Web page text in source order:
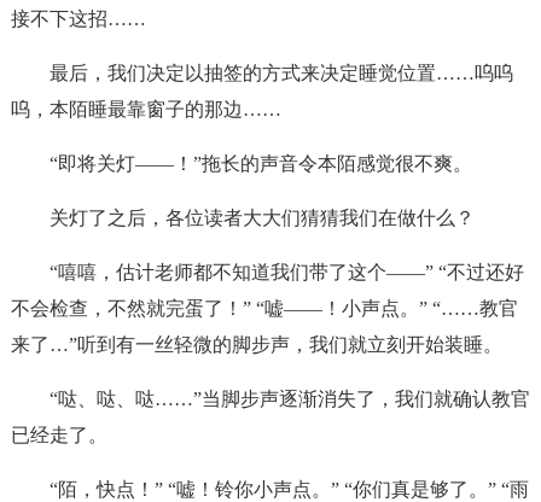
接不下这招……
最后，我们决定以抽签的方式来决定睡觉位置……呜呜
呜，本陌睡最靠窗子的那边……
“即将关灯——！”拖长的声音令本陌感觉很不爽。
关灯了之后，各位读者大大们猜猜我们在做什么？
“嘻嘻，估计老师都不知道我们带了这个——” “不过还好
不会检查，不然就完蛋了！” “嘘——！小声点。” “……教官
来了…”听到有一丝轻微的脚步声，我们就立刻开始装睡。
“哒、哒、哒……”当脚步声逐渐消失了，我们就确认教官
已经走了。
“陌，快点！” “嘘！铃你小声点。” “你们真是够了。” “雨